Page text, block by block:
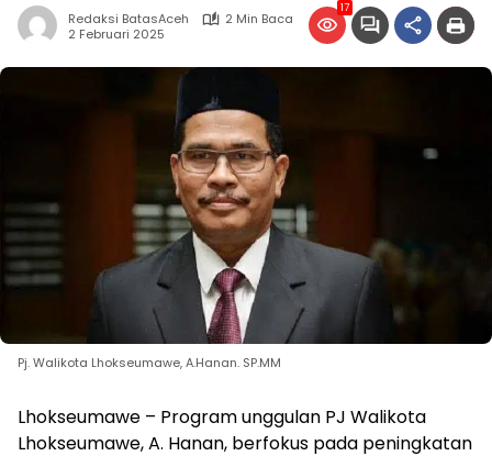
Redaksi BatasAceh
2 Min Baca
2 Februari 2025
17
Pj. Walikota Lhokseumawe, A.Hanan. SP.MM
Lhokseumawe – Program unggulan PJ Walikota
Lhokseumawe, A. Hanan, berfokus pada peningkatan